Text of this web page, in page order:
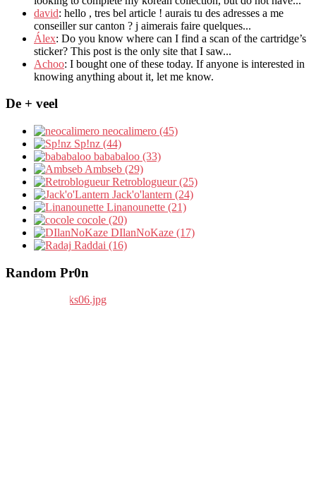
david: hello , tres bel article ! aurais tu des adresses a me
conseiller sur canton ? j aimerais faire quelques...
Álex: Do you know where can I find a scan of the cartridge’s
sticker? This post is the only site that I saw...
Achoo: I bought one of these today. If anyone is interested in
knowing anything about it, let me know.
De + veel
neocalimero (45)
Sp!nz (44)
bababaloo (33)
Ambseb (29)
Retroblogueur (25)
Jack'o'lantern (24)
Linanounette (21)
cocole (20)
DIlanNoKaze (17)
Raddai (16)
Random Pr0n